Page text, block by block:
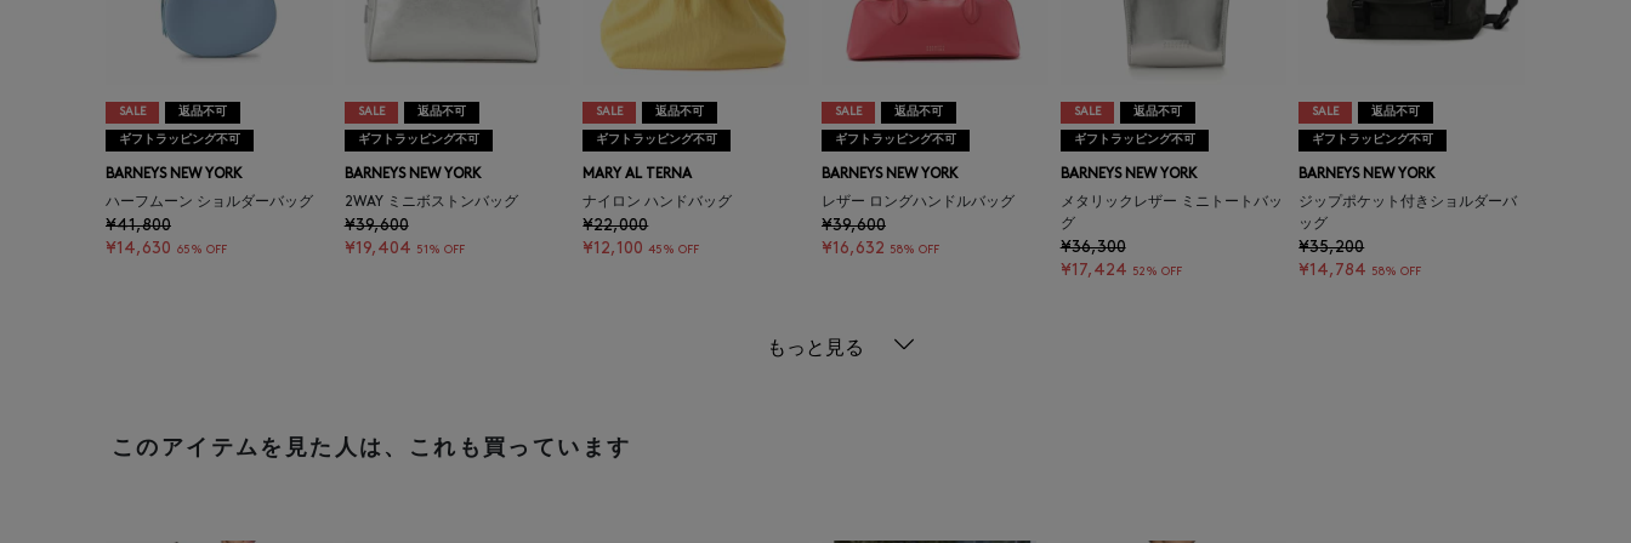
SALE 返品不可
ギフトラッピング不可
BARNEYS NEW YORK
ハーフムーン ショルダーバッグ
¥41,800
¥14,630 65% OFF
SALE 返品不可
ギフトラッピング不可
BARNEYS NEW YORK
2WAY ミニボストンバッグ
¥39,600
¥19,404 51% OFF
SALE 返品不可
ギフトラッピング不可
MARY AL TERNA
ナイロン ハンドバッグ
¥22,000
¥12,100 45% OFF
SALE 返品不可
ギフトラッピング不可
BARNEYS NEW YORK
レザー ロングハンドルバッグ
¥39,600
¥16,632 58% OFF
SALE 返品不可
ギフトラッピング不可
BARNEYS NEW YORK
メタリックレザー ミニトートバッ
グ
¥36,300
¥17,424 52% OFF
SALE 返品不可
ギフトラッピング不可
BARNEYS NEW YORK
ジップポケット付きショルダーバ
ッグ
¥35,200
¥14,784 58% OFF
もっと見る
このアイテムを見た人は、これも買っています